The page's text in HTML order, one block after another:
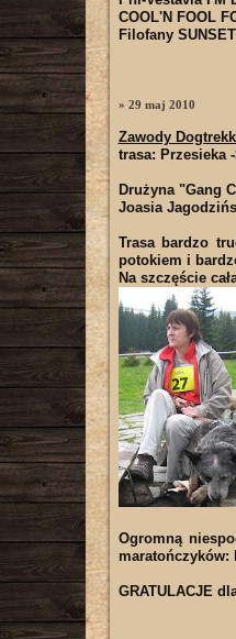
COOL'N FOOL
Filofany SUNSET
» 29 maj 2010
Zawody
trasa: Przesieka
Drużyna"Gang
Joasia
Trasa bardzo
potokiem i
Na szczęście
Ogromną
maratończyków:
GRATULACJE